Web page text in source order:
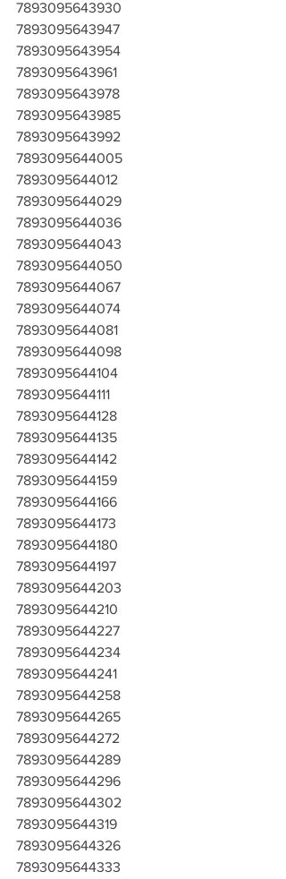
7893095643930
7893095643947
7893095643954
7893095643961
7893095643978
7893095643985
7893095643992
7893095644005
7893095644012
7893095644029
7893095644036
7893095644043
7893095644050
7893095644067
7893095644074
7893095644081
7893095644098
7893095644104
7893095644111
7893095644128
7893095644135
7893095644142
7893095644159
7893095644166
7893095644173
7893095644180
7893095644197
7893095644203
7893095644210
7893095644227
7893095644234
7893095644241
7893095644258
7893095644265
7893095644272
7893095644289
7893095644296
7893095644302
7893095644319
7893095644326
7893095644333